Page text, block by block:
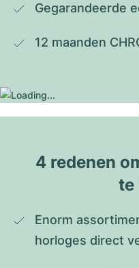
Gegarandeerde
12 maanden
4 redenen
te
Enorm
horloges direct